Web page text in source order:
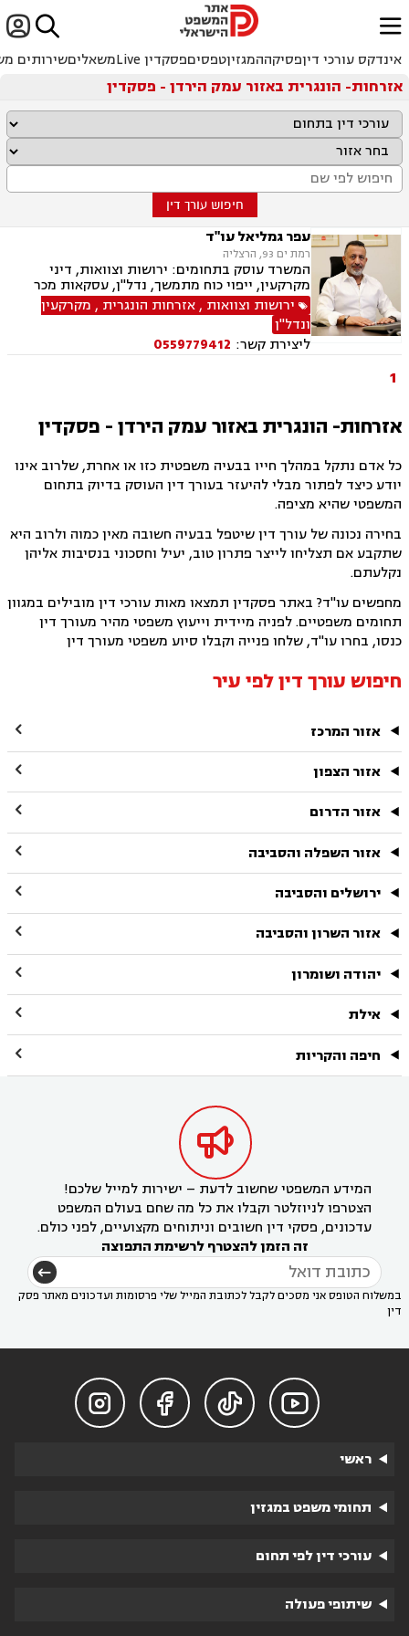

ﱐ
אינדקס עורכי דיןפסיקההמגזיןטפסיםפסקדין Live משאליםשירותים
אזרחות- הונגרית באזור עמק הירדן - פסקדין
חיפוש עורך דין
עפר גמליאל עו"ד
רמת ים 93, הרצליה
המשרד עוסק בתחומים: ירושות וצוואות, דיני
מקרקעין, ייפוי כוח מתמשך, נדל"ן, עסקאות מכר
דירה, מיסוי נדל"ן, אזרחי מסחרי, נוטריון, דיני חוזים,
פינוי בינוי, קבוצות רכישה, מגרשים לבניה , הוצאה
לפועל
ירושות וצוואות ,אזרחות הונגרית , מקרקעין
ונדל"ן
ליצירת קשר: 0559779412
1
אזרחות- הונגרית באזור עמק הירדן - פסקדין
כל אדם נתקל במהלך חייו בבעיה משפטית כזו או אחרת, שלרוב אינו
יודע כיצד לפתור מבלי להיעזר בעורך דין העוסק בדיוק בתחום
המשפטי שהיא מציפה.
בחירה נכונה של עורך דין שיטפל בבעיה חשובה מאין כמוה ולרוב היא
שתקבע אם תצליחו לייצר פתרון טוב, יעיל וחסכוני בנסיבות אליהן
נקלעתם.
מחפשים עו"ד? באתר פסקדין תמצאו מאות עורכי דין מובילים במגוון
תחומים משפטיים. לפניה מיידית וייעוץ משפטי מהיר מעורך דין
כנסו, בחרו עו"ד, שלחו פנייה וקבלו סיוע משפטי מעורך דין
חיפוש עורך דין לפי עיר
אזור המרכז 
אזור הצפון 
אזור הדרום 
אזור השפלה והסביבה 
ירושלים והסביבה 
אזור השרון והסביבה 
יהודה ושומרון 
אילת 
חיפה והקריות 

המידע המשפטי שחשוב לדעת – ישירות למייל שלכם!
הצטרפו לניוזלטר וקבלו את כל מה שחם בעולם המשפט
עדכונים, פסקי דין חשובים וניתוחים מקצועיים, לפני כולם.
זה הזמן להצטרף לרשימת התפוצה
במשלוח הטופס אני מסכים לקבל לכתובת המייל שלי פרסומות ועדכונים מאתר פסק
דין




ראשי
תחומי משפט במגזין
עורכי דין לפי תחום
שיתופי פעולה